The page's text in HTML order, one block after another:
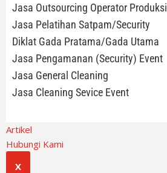
Jasa Outsourcing Operator Produksi
Jasa Pelatihan Satpam/Security
Diklat Gada Pratama/Gada Utama
Jasa Pengamanan (Security) Event
Jasa General Cleaning
Jasa Cleaning Sevice Event
Artikel
Hubungi Kami
X